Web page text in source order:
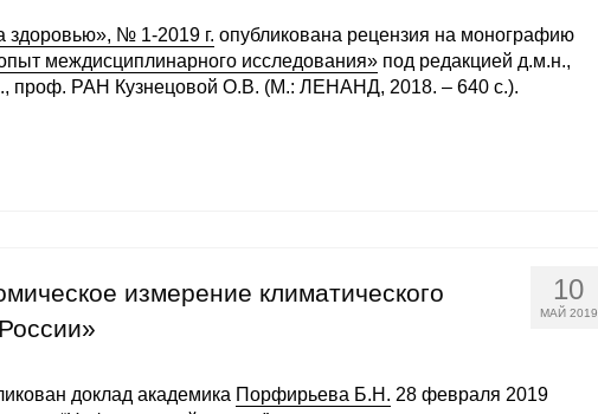
здоровью», № 1-2019 г. опубликована рецензия на монографию
междисциплинарного исследования»под редакцией д.м.н.,
проф. РАН Кузнецовой О.В. (М.: ЛЕНАНД, 2018. – 640 с.).
10
МАЙ 2019
измерение климатического
доклад академика Порфирьева Б.Н. 28 февраля 2019